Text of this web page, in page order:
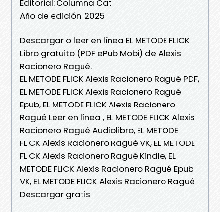
Editorial: Columna Cat
Año de edición: 2025
Descargar o leer en línea EL METODE FLICK
Libro gratuito (PDF ePub Mobi) de Alexis
Racionero Ragué.
EL METODE FLICK Alexis Racionero Ragué PDF,
EL METODE FLICK Alexis Racionero Ragué
Epub, EL METODE FLICK Alexis Racionero
Ragué Leer en línea , EL METODE FLICK Alexis
Racionero Ragué Audiolibro, EL METODE
FLICK Alexis Racionero Ragué VK, EL METODE
FLICK Alexis Racionero Ragué Kindle, EL
METODE FLICK Alexis Racionero Ragué Epub
VK, EL METODE FLICK Alexis Racionero Ragué
Descargar gratis